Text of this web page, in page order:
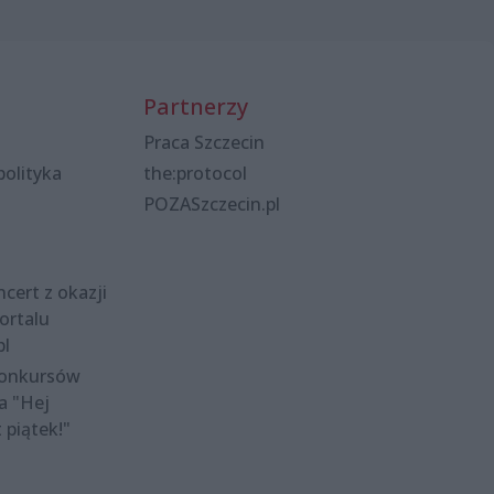
z okazji
"Hej
piątek!"
Partnerzy
Praca Szczecin
the:protocol
POZASzczecin.pl